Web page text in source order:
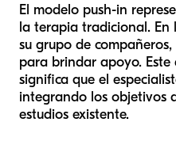
El modelo push-in
la terapia tradicional.
su grupo de
para brindar apoyo.
significa que el
integrando los objetivos
estudios existente.